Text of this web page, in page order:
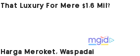
Harga Meroket, Waspadai